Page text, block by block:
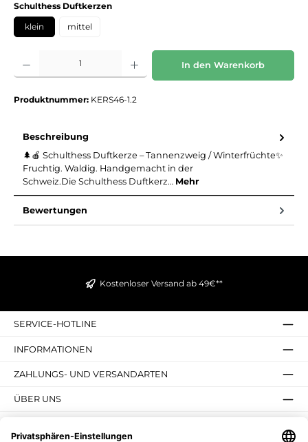
Schulthess Duftkerzenauswählen
klein mittel
Produkt Anzahl: Gib den gewünschten Wert ein oder benutze die Schaltflächen um
In den Warenkorb
Produktnummer: KERS46-1.2
Beschreibung
🌲🍎 Schulthess Duftkerze – Tannenzweig / Winterfrüchte✨
Fruchtig. Waldig. Handgemacht in der
Schweiz.Die Schulthess Duftkerz… Mehr
Bewertungen
Kostenloser Versand ab 49€**
SERVICE-HOTLINE
INFORMATIONEN
ZAHLUNGS- UND VERSANDARTEN
ÜBER UNS